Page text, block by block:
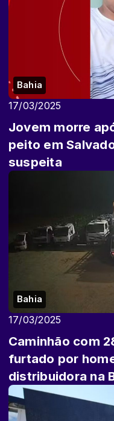
Bahia
17/03/2025
Jovem morre
peito em
suspeita
Bahia
17/03/2025
Caminhão com
furtado por
distribuidora na
é de R...